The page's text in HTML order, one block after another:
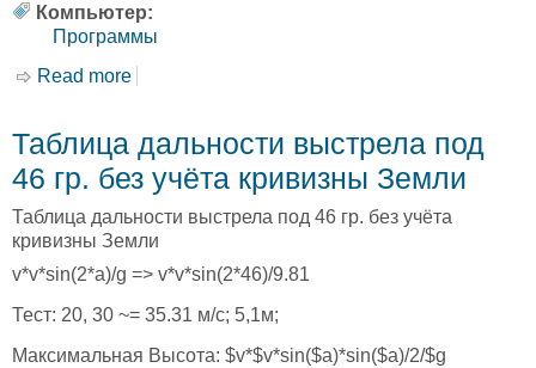
Компьютер:
Программы
Read more
Таблица дальности выстрела под
46 гр. без учёта кривизны Земли
Таблица дальности выстрела под 46 гр. без учёта
кривизны Земли
v*v*sin(2*a)/g => v*v*sin(2*46)/9.81
Тест: 20, 30 ~= 35.31 м/с; 5,1м;
Максимальная Высота: $v*$v*sin($a)*sin($a)/2/$g